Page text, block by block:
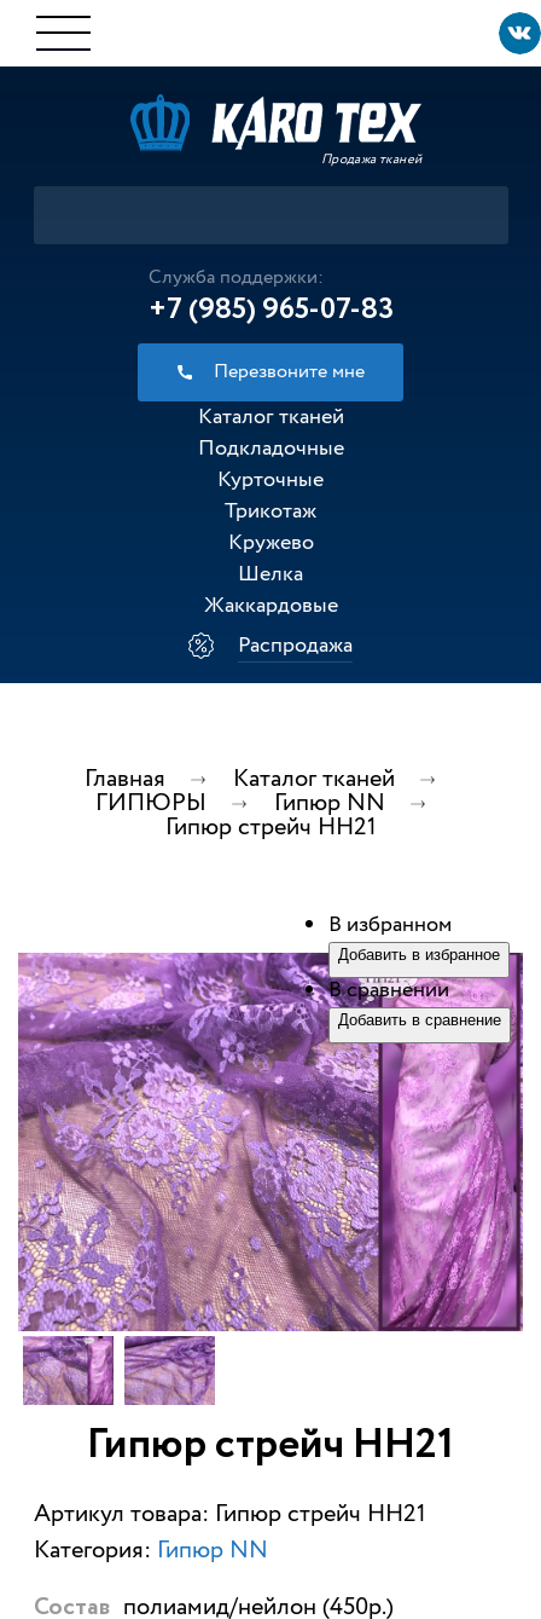
Продажа тканей
Служба поддержки:
+7 (985) 965-07-83
Перезвоните мне
Каталог тканей
Подкладочные
Курточные
Трикотаж
Кружево
Шелка
Жаккардовые
Распродажа
Главная Каталог тканей
ГИПЮРЫ Гипюр NN
Гипюр стрейч НН21
Гипюр стрейч НН21
Артикул товара: Гипюр стрейч НН21
Категория: Гипюр NN
Состав полиамид/нейлон (450р.)
В избранном
Добавить в избранное
В сравнении
Добавить в сравнение